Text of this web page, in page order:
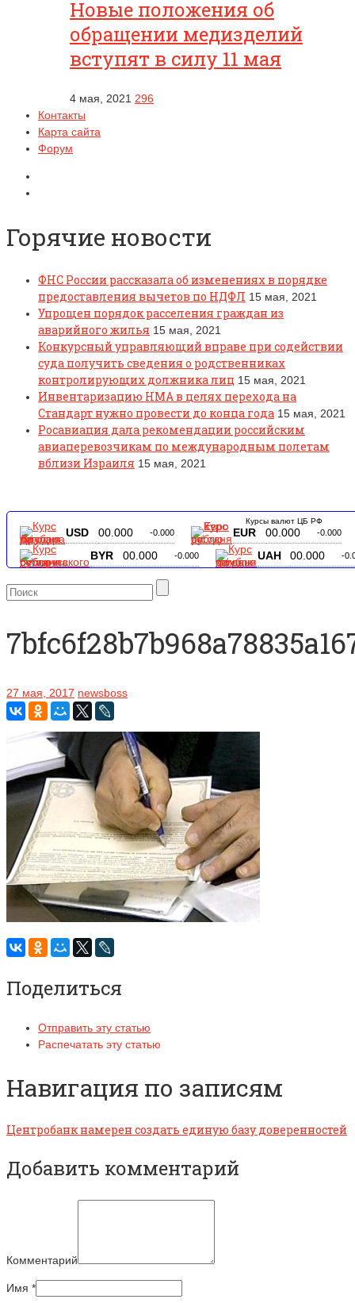
Новые положения об
обращении медизделий
вступят в силу 11 мая
4 мая, 2021 296
Контакты
Карта сайта
Форум
Горячие новости
ФНС России рассказала об изменениях в порядке
предоставления вычетов по НДФЛ 15 мая, 2021
Упрощен порядок расселения граждан из
аварийного жилья 15 мая, 2021
Конкурсный управляющий вправе при содействии
суда получить сведения о родственниках
контролирующих должника лиц 15 мая, 2021
Инвентаризацию НМА в целях перехода на
Стандарт нужно провести до конца года 15 мая, 2021
Росавиация дала рекомендации российским
авиаперевозчикам по международным полетам
вблизи Израиля 15 мая, 2021
Курсы валют ЦБ РФ
USD 00.000 -0.000 EUR 00.000 -0.000
BYR 00.000 -0.000 UAH 00.000 -
27 мая, 2017 newsboss
Поделиться
Отправить эту статью
Распечатать эту статью
Навигация по записям
Центробанк намерен создать единую базу доверенностей
Добавить комментарий
Комментарий
Имя *